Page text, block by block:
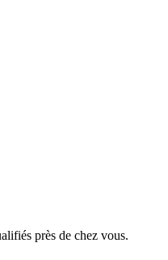
près de chez vous.